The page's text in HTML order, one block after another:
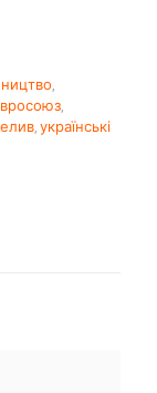
,
,
,українські